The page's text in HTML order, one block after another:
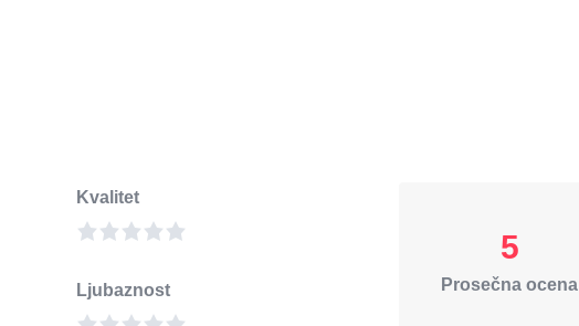
Kvalitet
Ljubaznost
5
Prosečna ocena